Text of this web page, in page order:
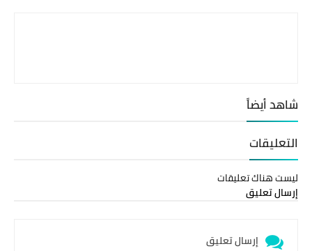
شاهد أيضاً
التعليقات
ليست هناك تعليقات
إرسال تعليق
إرسال تعليق